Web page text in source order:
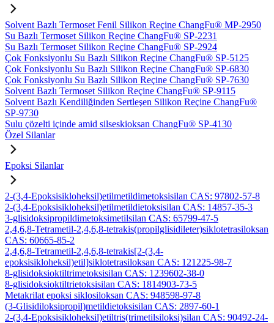
Solvent Bazlı Termoset Fenil Silikon Reçine ChangFu® MP-2950
Su Bazlı Termoset Silikon Reçine ChangFu® SP-2231
Su Bazlı Termoset Silikon Reçine ChangFu® SP-2924
Çok Fonksiyonlu Su Bazlı Silikon Reçine ChangFu® SP-5125
Çok Fonksiyonlu Su Bazlı Silikon Reçine ChangFu® SP-6830
Çok Fonksiyonlu Su Bazlı Silikon Reçine ChangFu® SP-7630
Solvent Bazlı Termoset Silikon Reçine ChangFu® SP-9115
Solvent Bazlı Kendiliğinden Sertleşen Silikon Reçine ChangFu®
SP-9730
Sulu çözelti içinde amid silseskioksan ChangFu® SP-4130
Özel Silanlar
Epoksi Silanlar
2-(3,4-Epoksisikloheksil)etilmetildimetoksisilan CAS: 97802-57-8
2-(3,4-Epoksisikloheksil)etilmetildietoksisilan CAS: 14857-35-3
3-glisidoksipropildimetoksimetilsilan CAS: 65799-47-5
2,4,6,8-Tetrametil-2,4,6,8-tetrakis(propilglisidileter)siklotetrasiloksan
CAS: 60665-85-2
2,4,6,8-Tetrametil-2,4,6,8-tetrakis[2-(3,4-
epoksisikloheksil)etil]siklotetrasiloksan CAS: 121225-98-7
8-glisidoksioktiltrimetoksisilan CAS: 1239602-38-0
8-glisidoksioktiltrietoksisilan CAS: 1814903-73-5
Metakrilat epoksi siklosiloksan CAS: 948598-97-8
(3-Glisidiloksipropil)metildietoksisilan CAS: 2897-60-1
2-(3,4-Epoksisikloheksil)etiltris(trimetilsiloksi)silan CAS: 90492-24-